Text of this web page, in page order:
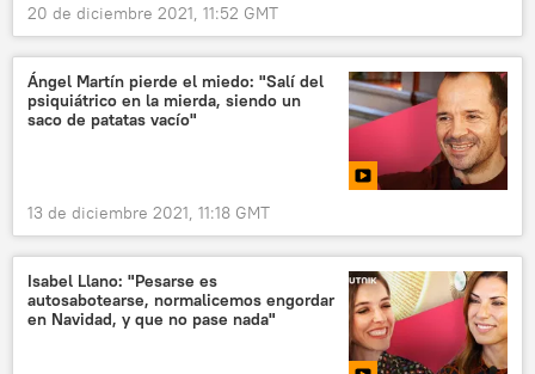
20 de diciembre 2021, 11:52 GMT
Ángel Martín pierde el miedo: "Salí del
psiquiátrico en la mierda, siendo un
saco de patatas vacío"
13 de diciembre 2021, 11:18 GMT
Isabel Llano: "Pesarse es
autosabotearse, normalicemos engordar
en Navidad, y que no pase nada"